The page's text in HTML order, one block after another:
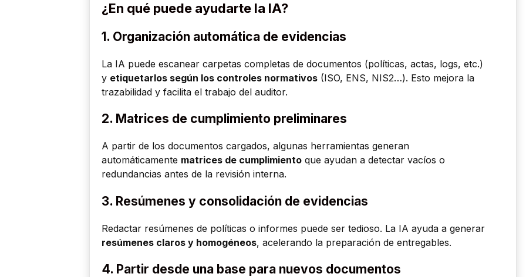
¿En qué puede ayudarte la IA?
1. Organización automática de evidencias
La IA puede escanear carpetas completas de documentos (políticas, actas, logs, etc.)
y etiquetarlos según los controles normativos (ISO, ENS, NIS2…). Esto mejora la
trazabilidad y facilita el trabajo del auditor.
2. Matrices de cumplimiento preliminares
A partir de los documentos cargados, algunas herramientas generan
automáticamente matrices de cumplimiento que ayudan a detectar vacíos o
redundancias antes de la revisión interna.
3. Resúmenes y consolidación de evidencias
Redactar resúmenes de políticas o informes puede ser tedioso. La IA ayuda a generar
resúmenes claros y homogéneos, acelerando la preparación de entregables.
4. Partir desde una base para nuevos documentos